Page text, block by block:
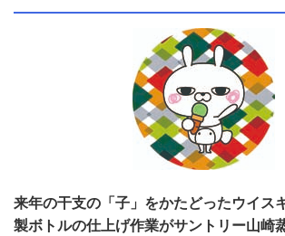
来年の干支の「子」をかたどったウイス
製ボトルの仕上げ作業がサントリー山崎